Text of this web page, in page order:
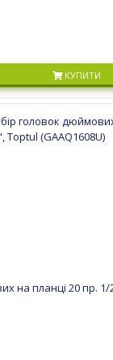
КУПИТИ
на планці 20 пр. 1/